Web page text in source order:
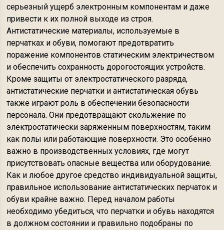
серьезный ущерб электронным компонентам и даже
привести к их полной выходе из строя.
Антистатические материалы, используемые в
перчатках и обуви, помогают предотвратить
поражение компонентов статическим электричеством
и обеспечить сохранность дорогостоящих устройств.
Кроме защиты от электростатического разряда,
антистатические перчатки и антистатическая обувь
также играют роль в обеспечении безопасности
персонала. Они предотвращают скольжение по
электростатически заряженным поверхностям, таким
как полы или работающие поверхности. Это особенно
важно в производственных условиях, где могут
присутствовать опасные вещества или оборудование.
Как и любое другое средство индивидуальной защиты,
правильное использование антистатических перчаток и
обуви крайне важно. Перед началом работы
необходимо убедиться, что перчатки и обувь находятся
в должном состоянии и правильно подобраны по